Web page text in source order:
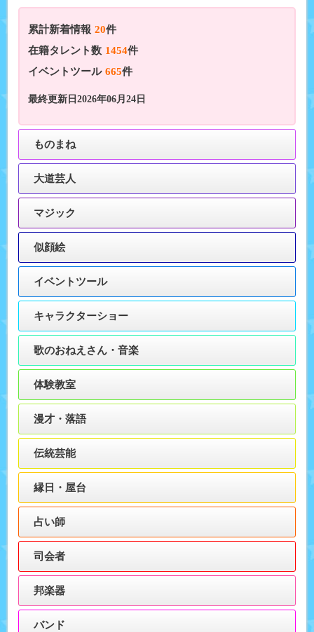
累計新着情報 20件
在籍タレント数 1454件
イベントツール 665件
最終更新日2026年06月24日
ものまね
大道芸人
マジック
似顔絵
イベントツール
キャラクターショー
歌のおねえさん・音楽
体験教室
漫才・落語
伝統芸能
縁日・屋台
占い師
司会者
邦楽器
バンド